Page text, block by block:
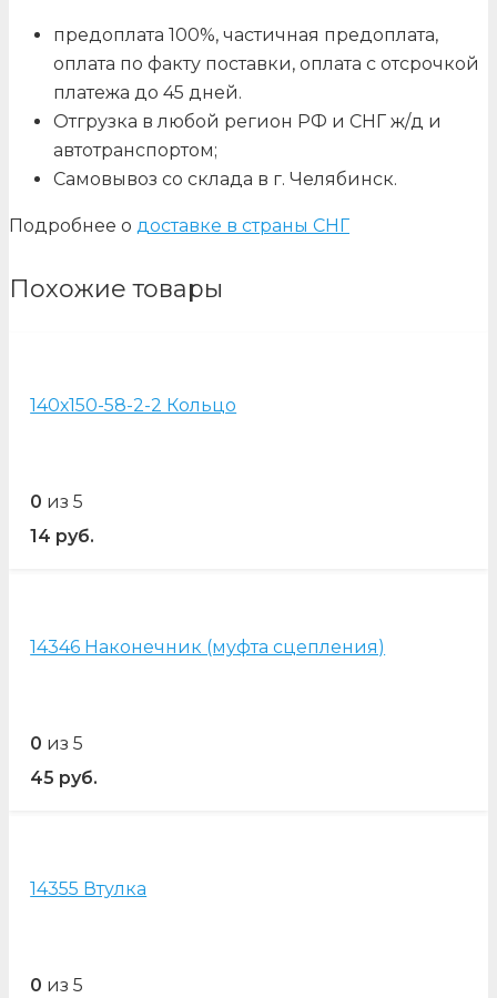
предоплата 100%, частичная предоплата,
оплата по факту поставки, оплата с отсрочкой
платежа до 45 дней.
Отгрузка в любой регион РФ и СНГ ж/д и
автотранспортом;
Самовывоз со склада в г. Челябинск.
Подробнее о доставке в страны СНГ
Похожие товары
140х150-58-2-2 Кольцо
0 из 5
14 руб.
14346 Наконечник (муфта сцепления)
0 из 5
45 руб.
14355 Втулка
0 из 5